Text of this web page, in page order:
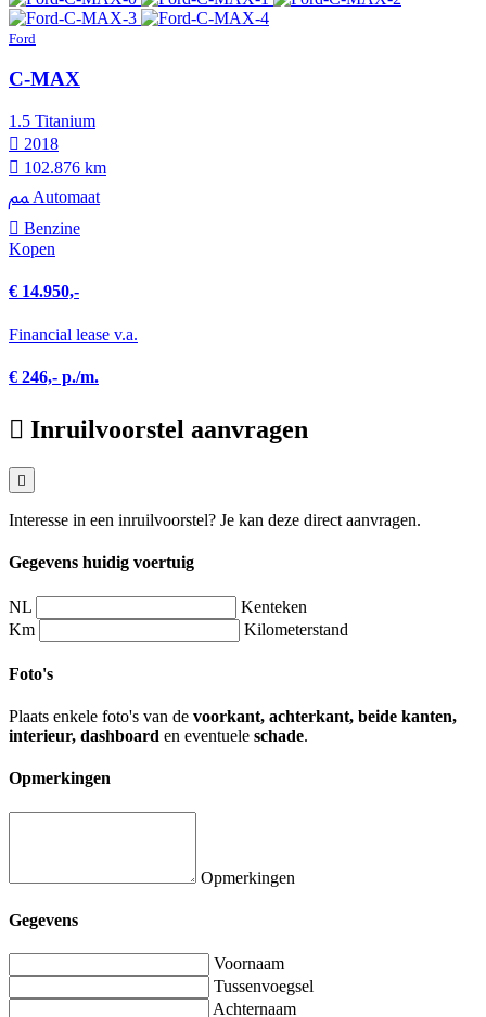
Ford
C-MAX
1.5 Titanium
2018
102.876 km
Automaat
Benzine
Kopen
€ 14.950,-
Financial lease v.a.
€ 246,- p./m.
Inruilvoorstel aanvragen
Interesse in een inruilvoorstel? Je kan deze direct aanvragen.
Gegevens huidig voertuig
NL
Kenteken
Km
Kilometerstand
Foto's
Plaats enkele foto's van de voorkant, achterkant, beide kanten,
interieur, dashboard en eventuele schade.
Opmerkingen
Opmerkingen
Gegevens
Voornaam
Tussenvoegsel
Achternaam